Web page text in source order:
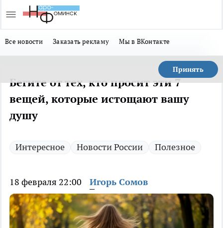
Все новости Заказать рекламу Мы в ВКонтакте
Принять
Бегите от тех, кто просит эти 7
вещей, которые истощают вашу
душу
Интересное Новости России Полезное
18 февраля 22:00 Игорь Сомов